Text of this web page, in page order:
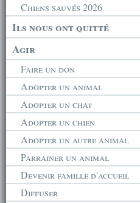
Chiens sauvés 2026
Ils nous ont quitté
Agir
Faire un don
Adopter un animal
Adopter un chat
Adopter un chien
Adopter un autre animal
Parrainer un animal
Devenir famille d'accueil
Diffuser